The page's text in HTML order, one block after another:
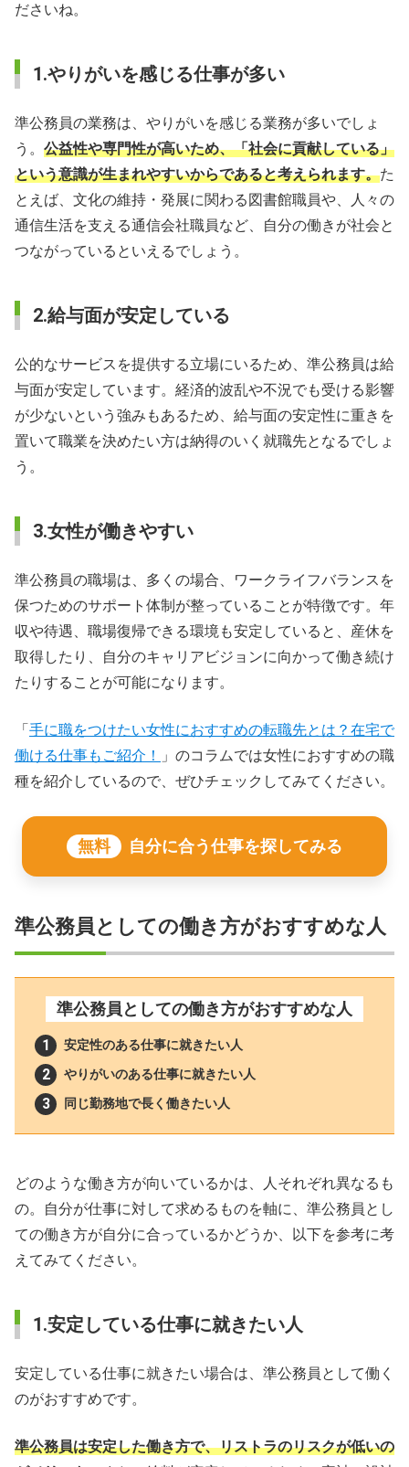
ださいね。
1.やりがいを感じる仕事が多い
準公務員の業務は、やりがいを感じる業務が多いでしょ
う。 公益性や専門性が高いため、「社会に貢献している」
という意識が生まれやすいからであると考えられます。た
とえば、文化の維持・発展に関わる図書館職員や、人々の
通信生活を支える通信会社職員など、自分の働きが社会と
つながっているといえるでしょう。
2.給与面が安定している
公的なサービスを提供する立場にいるため、準公務員は給
与面が安定しています。経済的波乱や不況でも受ける影響
が少ないという強みもあるため、給与面の安定性に重きを
置いて職業を決めたい方は納得のいく就職先となるでしょ
う。
3.女性が働きやすい
準公務員の職場は、多くの場合、ワークライフバランスを
保つためのサポート体制が整っていることが特徴です。年
収や待遇、職場復帰できる環境も安定していると、産休を
取得したり、自分のキャリアビジョンに向かって働き続け
たりすることが可能になります。
「 手に職をつけたい女性におすすめの転職先とは？在宅で
働ける仕事もご紹介！
」のコラムでは女性におすすめの職
種を紹介しているので、ぜひチェックしてみてください。
無料 自分に合う仕事を探してみる
準公務員としての働き方がおすすめな人
準公務員としての働き方がおすすめな人
安定性のある仕事に就きたい人
やりがいのある仕事に就きたい人
同じ勤務地で長く働きたい人
どのような働き方が向いているかは、人それぞれ異なるも
の。自分が仕事に対して求めるものを軸に、準公務員とし
ての働き方が自分に合っているかどうか、以下を参考に考
えてみてください。
1.安定している仕事に就きたい人
安定している仕事に就きたい場合は、準公務員として働く
のがおすすめです。
準公務員は安定した働き方で、リストラのリスクが低いの